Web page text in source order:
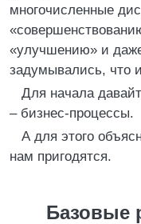
многочисленные
«улучшению» и
задумывались, что
Для начала
– бизнес-процессы.
А для этого
нам пригодятся.
Базовые